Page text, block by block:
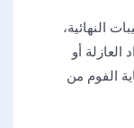
النهائية،
أو
الفوم من